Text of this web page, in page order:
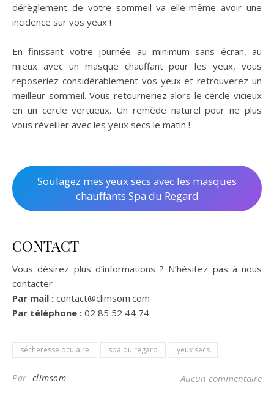
dérèglement de votre sommeil va elle-même avoir une
incidence sur vos yeux !
En finissant votre journée au minimum sans écran, au
mieux avec un masque chauffant pour les yeux, vous
reposeriez considérablement vos yeux et retrouverez un
meilleur sommeil. Vous retourneriez alors le cercle vicieux
en un cercle vertueux. Un remède naturel pour ne plus
vous réveiller avec les yeux secs le matin !
Soulagez mes yeux secs avec les masques
chauffants Spa du Regard
CONTACT
Vous désirez plus d’informations ? N’hésitez pas à nous
contacter :
Par mail : contact@climsom.com
Par téléphone : 02 85 52 44 74
sécheresse oculaire spa du regard yeux secs
Par climsom Aucun commentaire